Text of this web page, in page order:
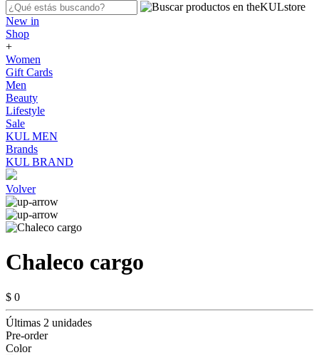
New in
Shop
+
Women
Gift Cards
Men
Beauty
Lifestyle
Sale
KUL MEN
Brands
KUL BRAND
Volver
Chaleco cargo
$ 0
Últimas 2 unidades
Pre-order
Color